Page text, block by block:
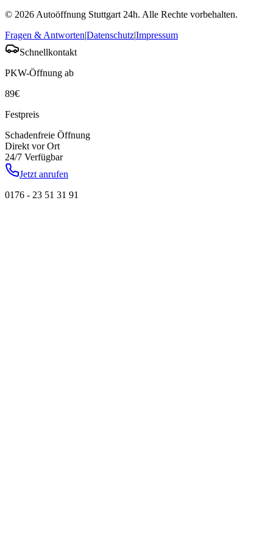
© 2026Autoöffnung Stuttgart 24h. Alle Rechte vorbehalten.
Fragen & Antworten|Datenschutz|Impressum
Schnellkontakt
PKW-Öffnung ab
89€
Festpreis
Schadenfreie Öffnung
Direkt vor Ort
24/7 Verfügbar
Jetzt anrufen
0176 - 23 51 31 91